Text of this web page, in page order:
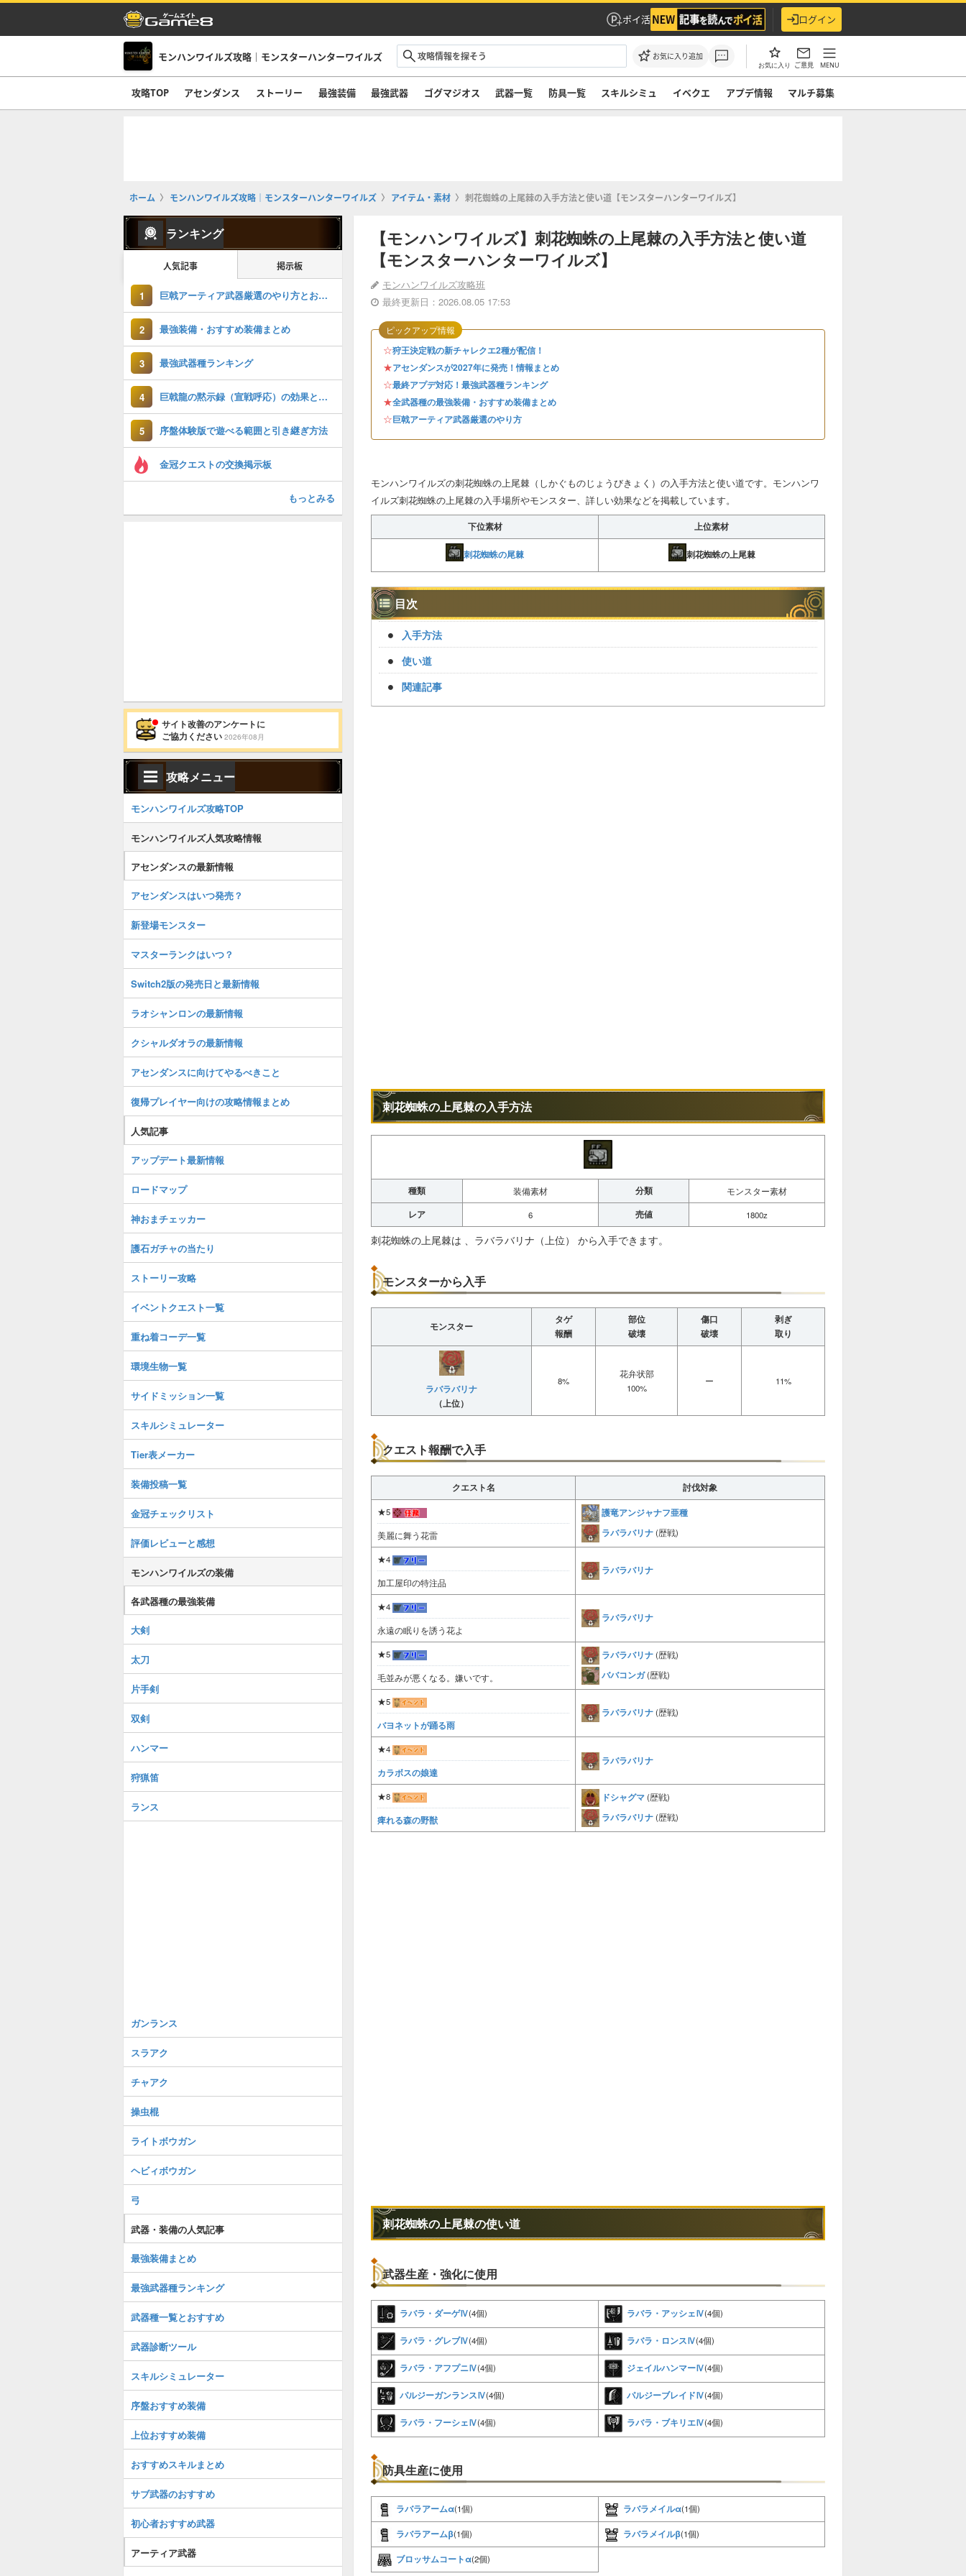
ポイ活 ログイン
モンハンワイルズ攻略｜モンスターハンターワイルズ お気に入り追加
お気に入り ご意見 MENU
攻略TOP アセンダンス ストーリー 最強装備 最強武器 ゴグマジオス 武器一覧 防具一覧 スキルシミュ イベクエ アプデ情報 マルチ募集
ホーム モンハンワイルズ攻略｜モンスターハンターワイルズ アイテム・素材 刺花蜘蛛の上尾棘の入手方法と使い道【モンスターハンターワイルズ】
【モンハンワイルズ】刺花蜘蛛の上尾棘の入手方法と使い道
【モンスターハンターワイルズ】
モンハンワイルズ攻略班
最終更新日：2026.08.05 17:53
☆狩王決定戦の新チャレクエ2種が配信！
★アセンダンスが2027年に発売！情報まとめ
☆最終アプデ対応！最強武器種ランキング
★全武器種の最強装備・おすすめ装備まとめ
☆巨戟アーティア武器厳選のやり方
ピックアップ情報
モンハンワイルズの刺花蜘蛛の上尾棘（しかぐものじょうびきょく）の入手方法と使い道です。モンハンワ
イルズ刺花蜘蛛の上尾棘の入手場所やモンスター、詳しい効果などを掲載しています。
下位素材 上位素材
刺花蜘蛛の尾棘 刺花蜘蛛の上尾棘
目次
入手方法
使い道
関連記事
刺花蜘蛛の上尾棘の入手方法
種類 装備素材 分類 モンスター素材
レア 6 売値 1800z
刺花蜘蛛の上尾棘は 、ラバラバリナ（上位） から入手できます。
モンスターから入手
モンスター
タゲ
報酬
部位
破壊
傷口
破壊
剥ぎ
取り
ラバラバリナ
（上位）
8%
花弁状部
100%
ー 11%
クエスト報酬で入手
クエスト名 討伐対象
★5
美麗に舞う花雷
護竜アンジャナフ亜種
ラバラバリナ(歴戦)
★4
加工屋印の特注品
ラバラバリナ
★4
永遠の眠りを誘う花よ
ラバラバリナ
★5
毛並みが悪くなる。嫌いです。
ラバラバリナ(歴戦)
ババコンガ(歴戦)
★5
バヨネットが踊る雨
ラバラバリナ(歴戦)
★4
カラボスの娘達
ラバラバリナ
★8
痺れる森の野獣
ドシャグマ(歴戦)
ラバラバリナ(歴戦)
刺花蜘蛛の上尾棘の使い道
武器生産・強化に使用
ラバラ・ダーゲⅣ(4個) ラバラ・アッシェⅣ(4個)
ラバラ・グレブⅣ(4個) ラバラ・ロンスⅣ(4個)
ラバラ・アフプニⅣ(4個) ジェイルハンマーⅣ(4個)
パルジーガンランスⅣ(4個) パルジーブレイドⅣ(4個)
ラバラ・フーシェⅣ(4個) ラバラ・ブキリエⅣ(4個)
防具生産に使用
ラバラアームα(1個) ラバラメイルα(1個)
ラバラアームβ(1個) ラバラメイルβ(1個)
ブロッサムコートα(2個)
ランキング
人気記事 掲示板
1 巨戟アーティア武器厳選のやり方とおすすめスキル
2 最強装備・おすすめ装備まとめ
3 最強武器種ランキング
4 巨戟龍の黙示録（宣戦呼応）の効果と発動装備
5 序盤体験版で遊べる範囲と引き継ぎ方法
金冠クエストの交換掲示板
もっとみる
サイト改善のアンケートに
ご協力ください 2026年08月
攻略メニュー
モンハンワイルズ攻略TOP
モンハンワイルズ人気攻略情報
アセンダンスの最新情報
アセンダンスはいつ発売？
新登場モンスター
マスターランクはいつ？
Switch2版の発売日と最新情報
ラオシャンロンの最新情報
クシャルダオラの最新情報
アセンダンスに向けてやるべきこと
復帰プレイヤー向けの攻略情報まとめ
人気記事
アップデート最新情報
ロードマップ
神おまチェッカー
護石ガチャの当たり
ストーリー攻略
イベントクエスト一覧
重ね着コーデ一覧
環境生物一覧
サイドミッション一覧
スキルシミュレーター
Tier表メーカー
装備投稿一覧
金冠チェックリスト
評価レビューと感想
モンハンワイルズの装備
各武器種の最強装備
大剣
太刀
片手剣
双剣
ハンマー
狩猟笛
ランス
ガンランス
スラアク
チャアク
操虫棍
ライトボウガン
ヘビィボウガン
弓
武器・装備の人気記事
最強装備まとめ
最強武器種ランキング
武器種一覧とおすすめ
武器診断ツール
スキルシミュレーター
序盤おすすめ装備
上位おすすめ装備
おすすめスキルまとめ
サブ武器のおすすめ
初心者おすすめ武器
アーティア武器